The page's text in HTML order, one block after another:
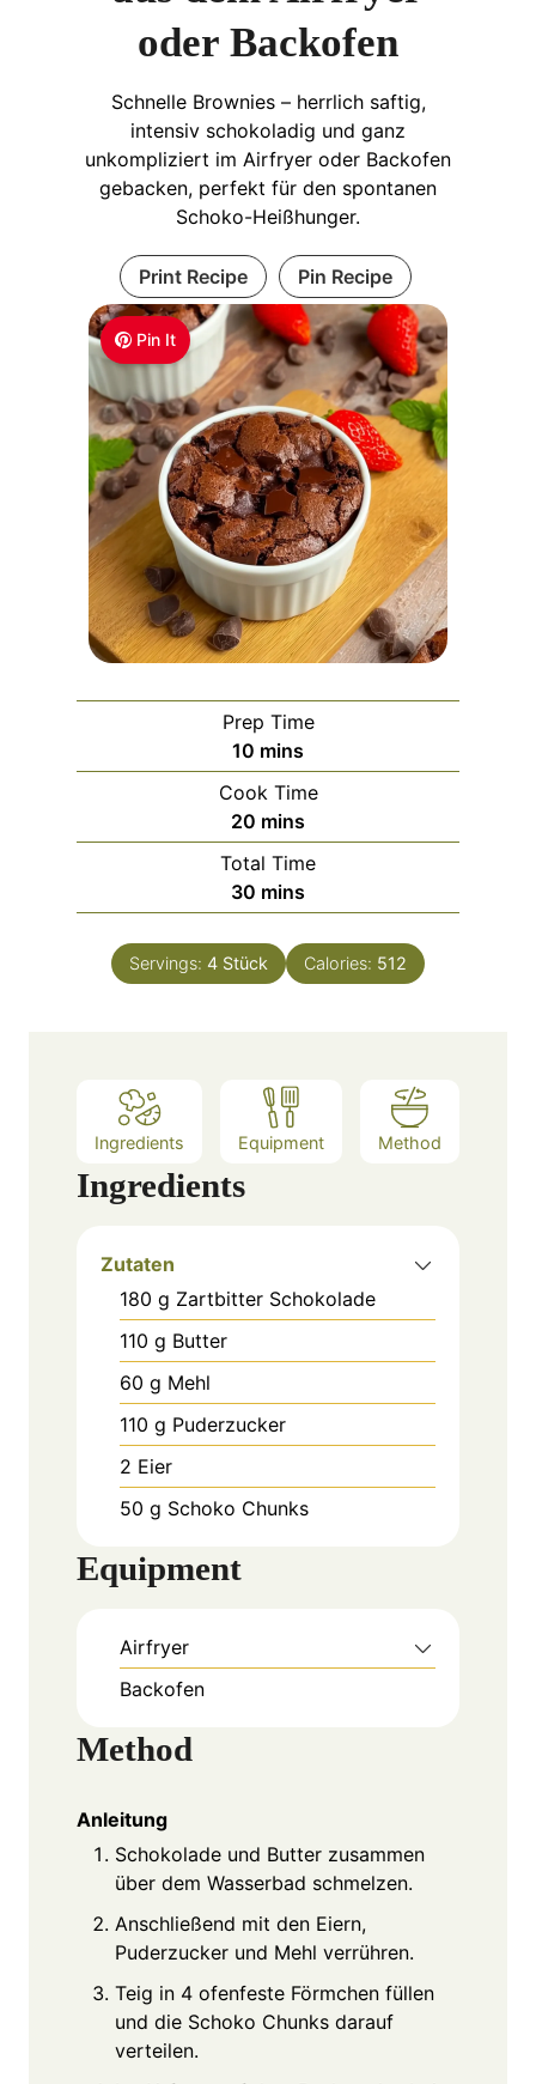
Pin It
oder Backofen
Schnelle Brownies – herrlich saftig,
intensiv schokoladig und ganz
unkompliziert im Airfryer oder Backofen
gebacken, perfekt für den spontanen
Schoko-Heißhunger.
Print Recipe Pin Recipe
Prep Time
10 m
i
n
u
t
e
s
mins
Cook Time
20 m
i
n
u
e
s
mins
Total Time
30 m
i
n
u
mins
Servings: 4 Stück Calories: 512
Ingredients Equipment Method
Ingredients
Zutaten
180 g Zartbitter Schokolade
110 g Butter
60 g Mehl
110 g Puderzucker
2 Eier
50 g Schoko Chunks
Equipment
Airfryer
Backofen
Method
Anleitung
Schokolade und Butter zusammen
über dem Wasserbad schmelzen.
Anschließend mit den Eiern,
Puderzucker und Mehl verrühren.
Teig in 4 ofenfeste Förmchen füllen
und die Schoko Chunks darauf
verteilen.